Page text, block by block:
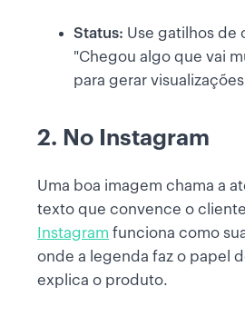
Status: Use gatilhos de
"Chegou algo que vai
para gerar
2. No Instagram
Uma boa imagem chama a
texto que convence o
Instagram funciona como
onde a legenda faz o papel
explica o produto.